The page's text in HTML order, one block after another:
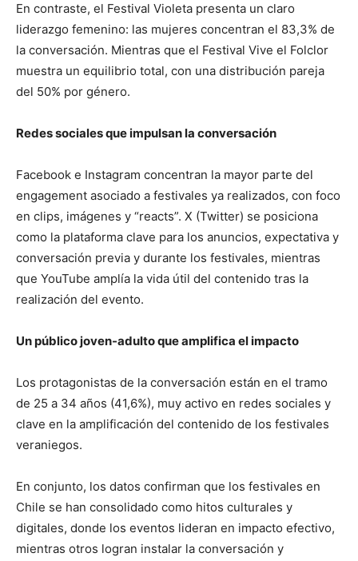
En contraste, el Festival Violeta presenta un claro
liderazgo femenino: las mujeres concentran el 83,3% de
la conversación. Mientras que el Festival Vive el Folclor
muestra un equilibrio total, con una distribución pareja
del 50% por género.
Redes sociales que impulsan la conversación
Facebook e Instagram concentran la mayor parte del
engagement asociado a festivales ya realizados, con foco
en clips, imágenes y “reacts”. X (Twitter) se posiciona
como la plataforma clave para los anuncios, expectativa y
conversación previa y durante los festivales, mientras
que YouTube amplía la vida útil del contenido tras la
realización del evento.
Un público joven-adulto que amplifica el impacto
Los protagonistas de la conversación están en el tramo
de 25 a 34 años (41,6%), muy activo en redes sociales y
clave en la amplificación del contenido de los festivales
veraniegos.
En conjunto, los datos confirman que los festivales en
Chile se han consolidado como hitos culturales y
digitales, donde los eventos lideran en impacto efectivo,
mientras otros logran instalar la conversación y